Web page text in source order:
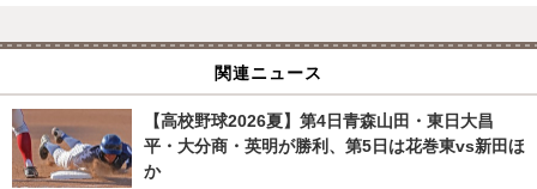
関連ニュース
【高校野球2026夏】第4日青森山田・東日大昌
平・大分商・英明が勝利、第5日は花巻東vs新田ほ
か